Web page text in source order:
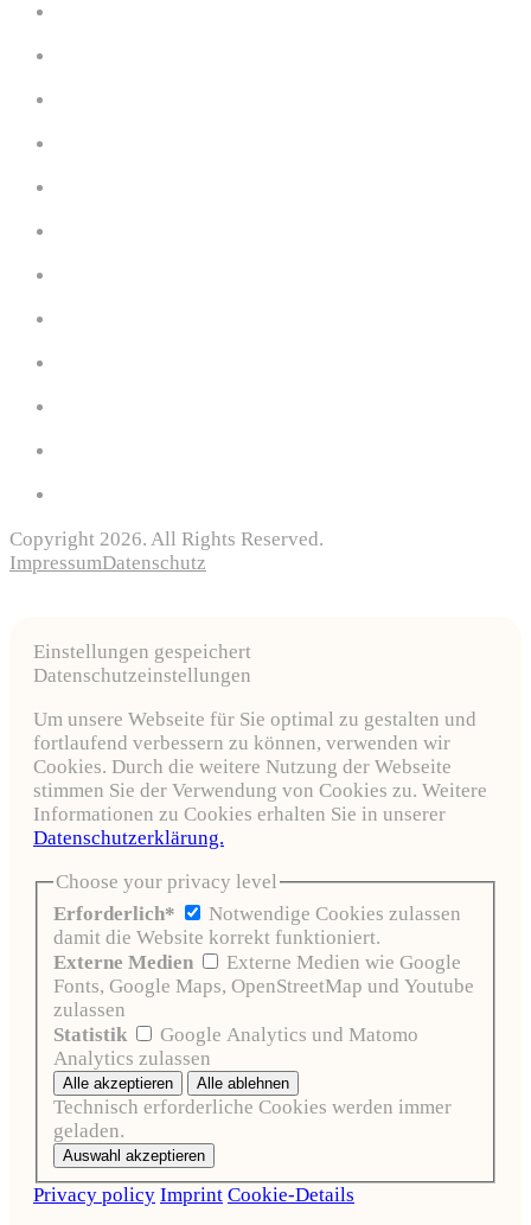
Copyright 2026. All Rights Reserved.
ImpressumDatenschutz
Einstellungen gespeichert
Datenschutzeinstellungen
Um unsere Webseite für Sie optimal zu gestalten und
fortlaufend verbessern zu können, verwenden wir
Cookies. Durch die weitere Nutzung der Webseite
stimmen Sie der Verwendung von Cookies zu. Weitere
Informationen zu Cookies erhalten Sie in unserer
Datenschutzerklärung.
Choose your privacy level
Erforderlich*
Notwendige Cookies zulassen
damit die Website korrekt funktioniert.
Externe Medien
Externe Medien wie Google
Fonts, Google Maps, OpenStreetMap und Youtube
zulassen
Statistik
Google Analytics und Matomo
Analytics zulassen
Technisch erforderliche Cookies werden immer
geladen.
Privacy policy Imprint Cookie-Details